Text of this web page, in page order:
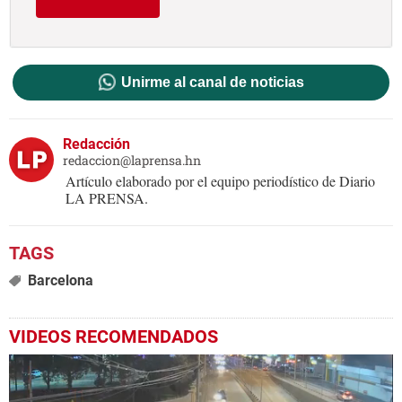
Unirme al canal de noticias
Redacción
redaccion@laprensa.hn
Artículo elaborado por el equipo periodístico de Diario
LA PRENSA.
Barcelona
VIDEOS RECOMENDADOS